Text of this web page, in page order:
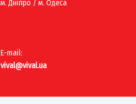
м. Дніпро / м. Одеса
E-mail:
vival@vival.ua